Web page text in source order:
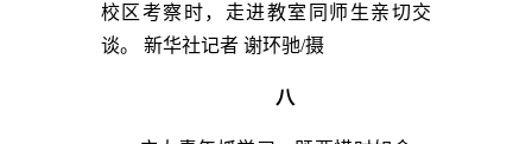
校区考察时，走进教室同师生亲切交
谈。 新华社记者 谢环驰/摄
八